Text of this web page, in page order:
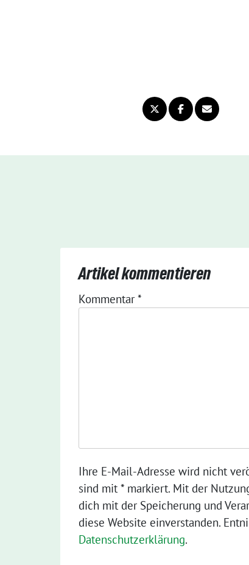
Artikel kommentieren
Kommentar*
Ihre E-Mail-Adresse wird nicht
sind mit * markiert. Mit der
dich mit der Speicherung und
diese Website einverstanden.
Datenschutzerklärung.